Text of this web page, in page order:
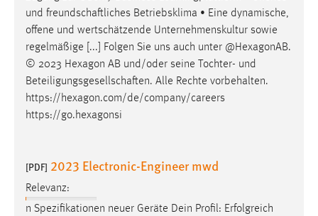
und freundschaftliches Betriebsklima • Eine dynamische,
offene und wertschätzende Unternehmenskultur sowie
regelmäßige [...] Folgen Sie uns auch unter @HexagonAB.
© 2023 Hexagon AB und/oder seine Tochter- und
Beteiligungsgesellschaften. Alle Rechte vorbehalten.
https://hexagon.com/de/company/careers
https://go.hexagonsi
[PDF] 2023 Electronic-Engineer mwd
Relevanz:
n Spezifikationen neuer Geräte Dein Profil: Erfolgreich
Google Ads
Name:
_gcl_au
Anbieter:
Google Ireland Limited
Cookie Laufzeit:
3 Monate